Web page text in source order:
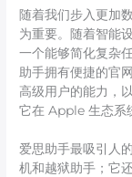
随着我们步入更加
为重要。随着智能
一个能够简化复杂
助手拥有便捷的官
高级用户的能力，
它在 Apple 生态系
爱思助手最吸引人
机和越狱助手；它